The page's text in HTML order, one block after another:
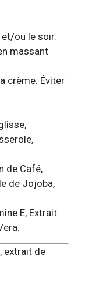
ou le soir.
massant
crème. Éviter
de Café,
de Jojoba,
E, Extrait
extrait de